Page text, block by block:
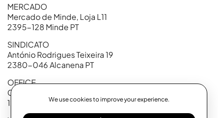
MERCADO
Mercado de Minde, Loja L11
2395-128 Minde PT
SINDICATO
António Rodrigues Teixeira 19
2380-046 Alcanena PT
OFFICE
Calçada Marquês de Abrantes, 99
1200-718 Lisboa PTWe use cookies to improve your experience.